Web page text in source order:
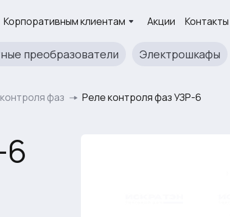
Корпоративным клиентам Акции Контакты
преобразователи Электрошкафы
фаз Реле контроля фаз УЗР-6